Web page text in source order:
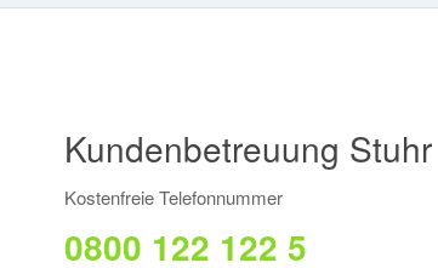
Kundenbetreuung Stuhr
Kostenfreie Telefonnummer
0800 122 122 5